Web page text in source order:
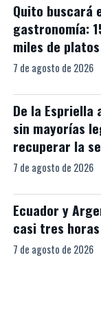
Quito buscará
gastronomía:
miles de
7 de agosto de 2026
De la Espriella
sin mayorías
recuperar la
7 de agosto de 2026
Ecuador y
casi tres
7 de agosto de 2026